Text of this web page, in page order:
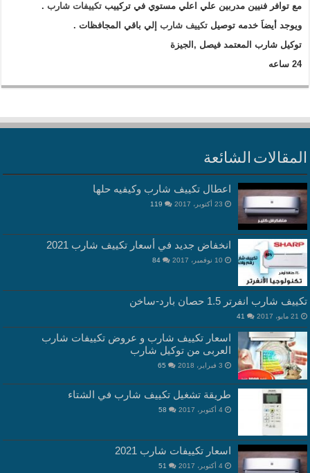
مع توافر فنيين مدربين علي اعلي مستوي في تركييبتكييفات شارب.
ويوجد أيضاَ خدمه توصيلتكييف شاربإلي باقي المجافظات .
توكيل شارب المعتمد فيصل ,الجيزة
24 ساعه
الشائعة
اعطال تكييف شارب وكيفيه حلها
23 أكتوبر، 2017 119
انخفاض جديد في أسعار تكييف شارب 2021
10 نوفمبر، 2017 84
شارب انفرتر 1.5 حصان بارد-ساخن
21 مايو، 2017 41
اسعار تكييف شارب و عروض تكييفات شارب
العربى من توكيل شارب
3 فبراير، 2018 65
طريقة تشغيل تكييف شارب في الشتاء
4 أكتوبر، 2017 58
اسعار تكييفات شارب 2021
4 أكتوبر، 2017 51